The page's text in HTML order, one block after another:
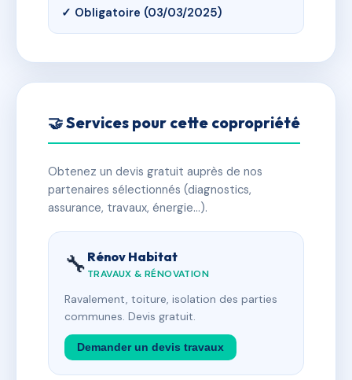
✓ Obligatoire (03/03/2025)
🤝 Services pour cette copropriété
Obtenez un devis gratuit auprès de nos
partenaires sélectionnés (diagnostics,
assurance, travaux, énergie…).
🔧 Rénov Habitat
TRAVAUX & RÉNOVATION
Ravalement, toiture, isolation des parties
communes. Devis gratuit.
Demander un devis travaux